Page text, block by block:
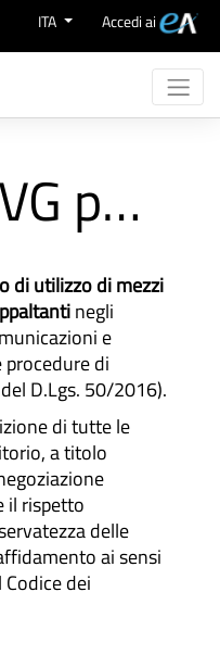
ITA Accedi ai
SupportoeAppaltiFVG per SA
di utilizzo di mezzi
negli
e
di
D.Lgs. 50/2016).
di tutte le
a titolo
il rispetto
delle
ai sensi
dei